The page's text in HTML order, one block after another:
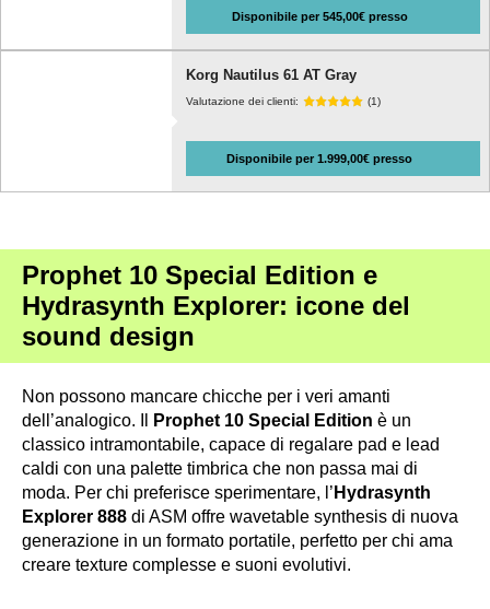
Disponibile per 545,00€ presso
Korg Nautilus 61 AT Gray
Valutazione dei clienti: (1)
Disponibile per 1.999,00€ presso
Prophet 10 Special Edition e
Hydrasynth Explorer: icone del
sound design
Non possono mancare chicche per i veri amanti
dell’analogico. Il
Prophet 10 Special Edition è un
classico intramontabile, capace di regalare pad e lead
caldi con una palette timbrica che non passa mai di
moda. Per chi preferisce sperimentare, l’ Hydrasynth
Explorer 888 di ASM offre wavetable synthesis di nuova
generazione in un formato portatile, perfetto per chi ama
creare texture complesse e suoni evolutivi.